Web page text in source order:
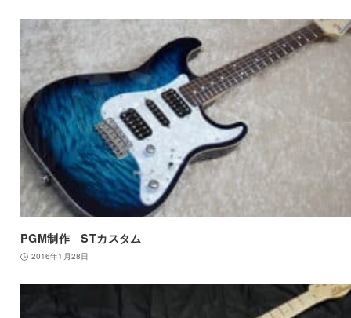
PGM制作 STカスタム
2016年1月28日